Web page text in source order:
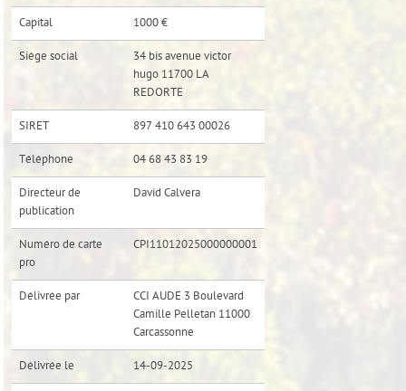
Capital 1000 €
Siège social
34 bis avenue victor
hugo 11700 LA
REDORTE
SIRET 897 410 643 00026
Téléphone 04 68 43 83 19
Directeur de
publication
David Calvera
Numéro de carte
pro
CPI11012025000000001
Délivrée par
CCI AUDE 3 Boulevard
Camille Pelletan 11000
Carcassonne
Délivrée le 14-09-2025